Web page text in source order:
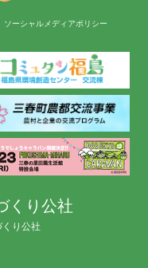
ソーシャルメディアポリシー
くり公社
り公社